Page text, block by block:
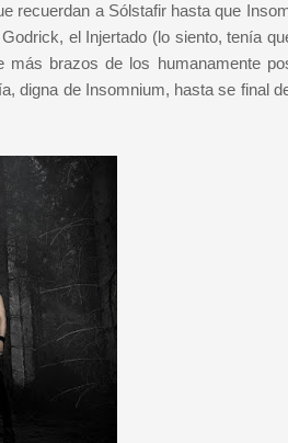
recuerdan a Sólstafir hasta que
el Injertado (lo siento, tenía
más brazos de los humanamente
digna de Insomnium, hasta se final